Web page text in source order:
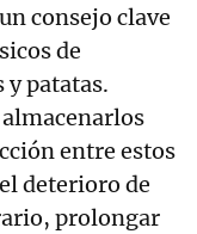
consejo clave
de
y patatas.
entre estos
deterioro de
prolongar